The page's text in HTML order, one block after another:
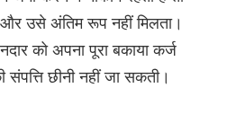
और उसे अंतिम रूप नहीं मिलता।
को अपना पूरा बकाया कर्ज
छीनी नहीं जा सकती।